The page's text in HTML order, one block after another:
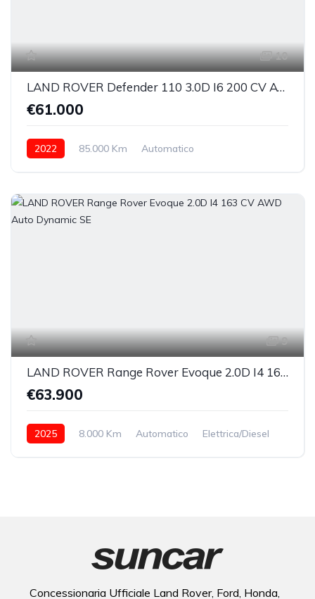
10
LAND ROVER Defender 110 3.0D I6 200 CV AWD Auto S AUTOCARRO
€61.000
2022 85.000 Km
Automatico
9
LAND ROVER Range Rover Evoque 2.0D I4 163 CV AWD Auto Dynamic SE
€63.900
2025 8.000 Km Automatico
Elettrica/Diesel
Concessionaria Ufficiale Land Rover, Ford, Honda,